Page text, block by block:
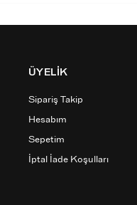
ÜYELİK
Sipariş Takip
Hesabım
Sepetim
İptal İade Koşulları